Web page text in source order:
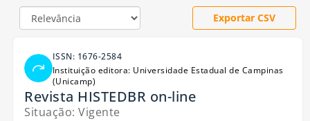
Exportar CSV
ISSN: 1676-2584
Instituição editora: Universidade Estadual de Campinas
(Unicamp)
Revista HISTEDBR on-line
Situação: Vigente